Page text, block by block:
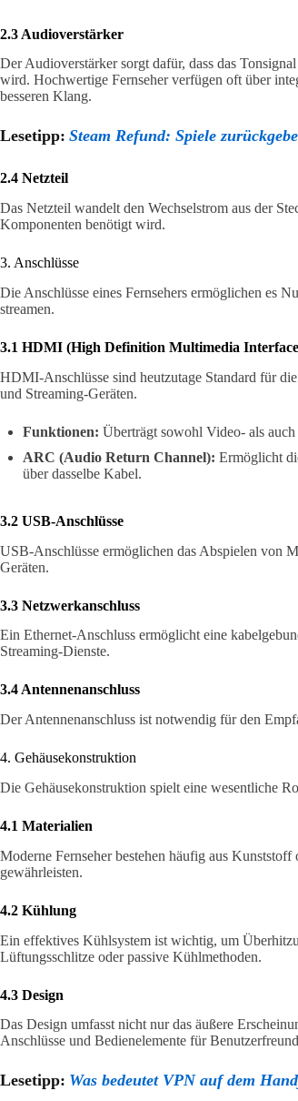
2.3 Audioverstärker
Der Audioverstärker sorgt dafür, dass das
wird. Hochwertige Fernseher verfügen oft über
besseren Klang.
Lesetipp: Steam Refund: Spiele
2.4 Netzteil
Das Netzteil wandelt den Wechselstrom aus der
Komponenten benötigt wird.
3. Anschlüsse
Die Anschlüsse eines Fernsehers ermöglichen es
streamen.
3.1 HDMI (High Definition Multimedia
HDMI-Anschlüsse sind heutzutage Standard für
und Streaming-Geräten.
Funktionen: Überträgt sowohl Video- als
ARC (Audio Return Channel): Ermöglicht
über dasselbe Kabel.
3.2 USB-Anschlüsse
USB-Anschlüsse ermöglichen das Abspielen von
Geräten.
3.3 Netzwerkanschluss
Ein Ethernet-Anschluss ermöglicht eine
Streaming-Dienste.
3.4 Antennenanschluss
Der Antennenanschluss ist notwendig für den
4. Gehäusekonstruktion
Die Gehäusekonstruktion spielt eine wesentliche
4.1 Materialien
Moderne Fernseher bestehen häufig aus
gewährleisten.
4.2 Kühlung
Ein effektives Kühlsystem ist wichtig, um
Lüftungsschlitze oder passive Kühlmethoden.
4.3 Design
Das Design umfasst nicht nur das äußere
Anschlüsse und Bedienelemente für
Lesetipp: Was bedeutet VPN auf dem